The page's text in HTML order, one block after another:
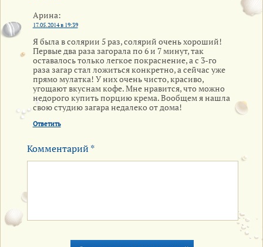
Арина:
17.05.2014 в 19:39
Я была в солярии 5 раз, солярий очень хороший!
Первые два раза загорала по 6 и 7 минут, так
оставалось только легкое покраснение, а с 3-го
раза загар стал ложиться конкретно, а сейчас уже
прямо мулатка! У них очень чисто, красиво,
угощают вкуснам кофе. Мне нравится, что можно
недорого купить порцию крема. Вообщем я нашла
свою студию загара недалеко от дома!
Ответить
Комментарий *